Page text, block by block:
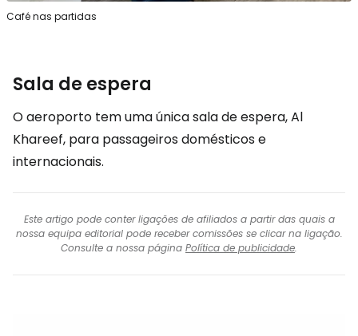
Café nas partidas
Sala de espera
O aeroporto tem uma única sala de espera, Al
Khareef, para passageiros domésticos e
internacionais.
Este artigo pode conter ligações de afiliados a partir das quais a
nossa equipa editorial pode receber comissões se clicar na ligação.
Consulte a nossa página Política de publicidade.